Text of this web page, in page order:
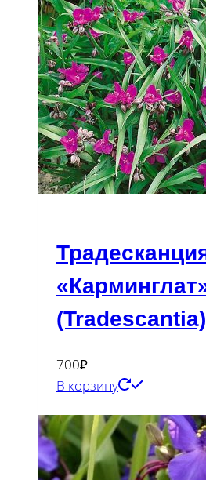
(Tradescantia)
700₽
В корзину